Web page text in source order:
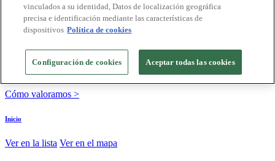
Construimos modelos sostenibles y certificamos las
buenas prácticas
+20 años promoviendo la cultura de la sostenibilidad, bajo los
principios y objetivos de Naciones Unidas
Cómo valoramos >
Inicio
Ver en la lista Ver en el mapa
vinculados a su identidad, Datos de localización geográfica
precisa e identificación mediante las características de
dispositivos Política de cookies
Configuración de cookies Aceptar todas las cookies